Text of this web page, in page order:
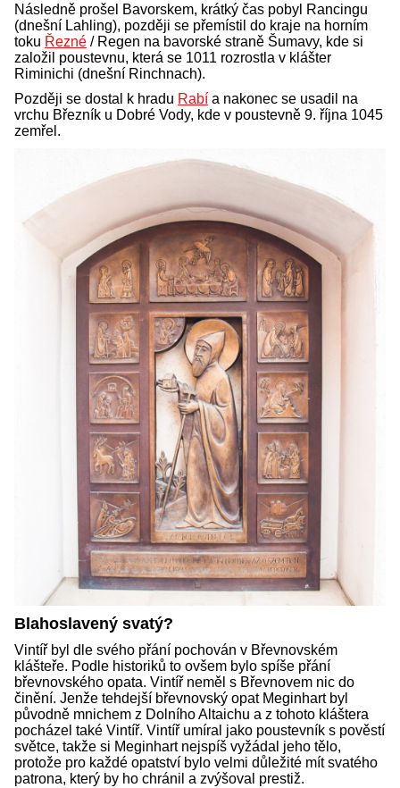
Následně prošel Bavorskem, krátký čas pobyl Rancingu
(dnešní Lahling), později se přemístil do kraje na horním
toku Řezné / Regen na bavorské straně Šumavy, kde si
založil poustevnu, která se 1011 rozrostla v klášter
Riminichi (dnešní Rinchnach).
Později se dostal k hradu Rabí a nakonec se usadil na
vrchu Březník u Dobré Vody, kde v poustevně 9. října 1045
zemřel.
Blahoslavený svatý?
Vintíř byl dle svého přání pochován v Břevnovském
klášteře. Podle historiků to ovšem bylo spíše přání
břevnovského opata. Vintíř neměl s Břevnovem nic do
činění. Jenže tehdejší břevnovský opat Meginhart byl
původně mnichem z Dolního Altaichu a z tohoto kláštera
pocházel také Vintíř. Vintíř umíral jako poustevník s pověstí
světce, takže si Meginhart nejspíš vyžádal jeho tělo,
protože pro každé opatství bylo velmi důležité mít svatého
patrona, který by ho chránil a zvýšoval prestiž.